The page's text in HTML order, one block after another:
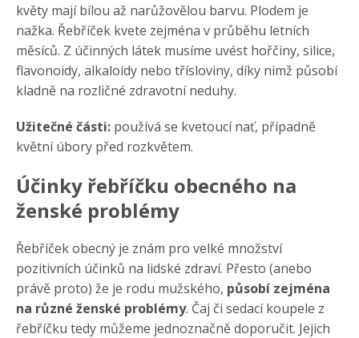
květy mají bílou až narůžovělou barvu. Plodem je
nažka. Řebříček kvete zejména v průběhu letních
měsíců. Z účinných látek musíme uvést hořčiny, silice,
flavonoidy, alkaloidy nebo třísloviny, díky nimž působí
kladně na rozličné zdravotní neduhy.
Užitečné části: používá se kvetoucí nať, případně
květní úbory před rozkvětem.
Účinky řebříčku obecného na
ženské problémy
Řebříček obecný je znám pro velké množství
pozitivních účinků na lidské zdraví. Přesto (anebo
právě proto) že je rodu mužského, působí zejména
na různé ženské problémy. Čaj či sedací koupele z
řebříčku tedy můžeme jednoznačně doporučit. Jejich